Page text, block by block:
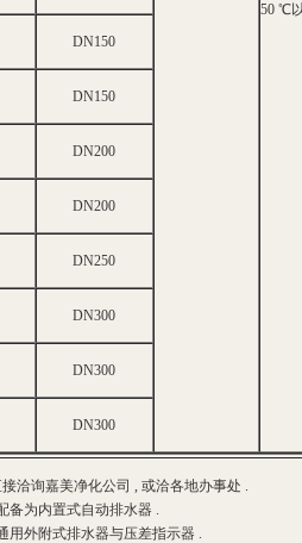
50 ℃
DN150
DN150
DN200
DN200
DN250
DN300
DN300
DN300
洽询嘉美净化公司 , 或洽各地办事处 .
备为内置式自动排水器 .
用外附式排水器与压差指示器 .